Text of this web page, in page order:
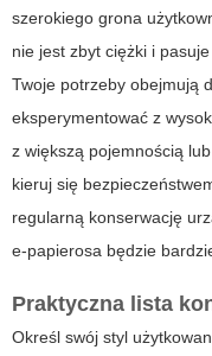
szerokiego grona
nie jest zbyt ciężki i
Twoje potrzeby obejmują
eksperymentować z
z większą pojemnością
kieruj się
regularną konserwację
e-papierosa będzie
Praktyczna lista
Określ swój styl